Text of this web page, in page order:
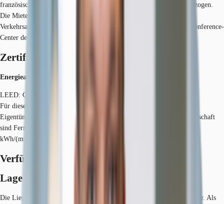
französischen Stararchitekten Jean Nouvel konzipierten Fassade angezogen.
Die Mieter profitieren von repräsentativen Büros und der sehr guten
Verkehrsanbindung. Zudem finden Tagungen und Konferenzen im Conference-
Center des KölnTurms einen professionellen Rahmen.
Zertifizierungen
Energieausweis
LEED: Gold
Für diese Liegenschaft liegt ein Bedarfsausweis vom 31.05.2021 vom
Eigentümer/Vermieter vor. Die wesentlichen Energieträger der Liegenschaft
sind Fernwärme, Strom. Der Endenergiebedarf Strom beträgt 37,8
kWh/(m²*a). Der Endenergiebedarf Wärme beträgt 62 kWh/(m²*a).
Verfügbare Fläche
Lage und Verkehrsanbindung
Die Liegenschaft befindet sich im Kölner MediaPark in der Kölner City. Als